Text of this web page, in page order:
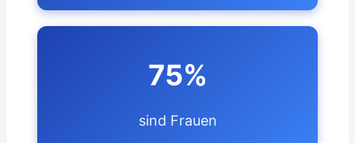
75%
sind Frauen